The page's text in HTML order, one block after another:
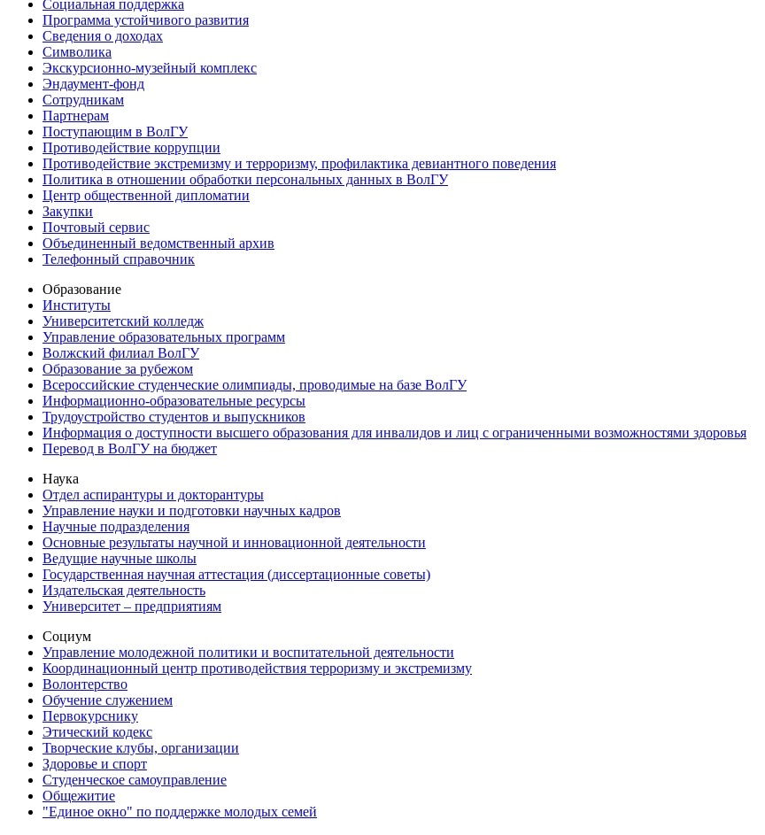
Социальная поддержка
Программа устойчивого развития
Сведения о доходах
Символика
Экскурсионно-музейный комплекс
Эндаумент-фонд
Сотрудникам
Партнерам
Поступающим в ВолГУ
Противодействие коррупции
Противодействие экстремизму и терроризму, профилактика девиантного поведения
Политика в отношении обработки персональных данных в ВолГУ
Центр общественной дипломатии
Закупки
Почтовый сервис
Объединенный ведомственный архив
Телефонный справочник
Образование
Институты
Университетский колледж
Управление образовательных программ
Волжский филиал ВолГУ
Образование за рубежом
Всероссийские студенческие олимпиады, проводимые на базе ВолГУ
Информационно-образовательные ресурсы
Трудоустройство студентов и выпускников
Информация о доступности высшего образования для инвалидов и лиц с ограниченными возможностями здоровья
Перевод в ВолГУ на бюджет
Наука
Отдел аспирантуры и докторантуры
Управление науки и подготовки научных кадров
Научные подразделения
Основные результаты научной и инновационной деятельности
Ведущие научные школы
Государственная научная аттестация (диссертационные советы)
Издательская деятельность
Университет – предприятиям
Социум
Управление молодежной политики и воспитательной деятельности
Координационный центр противодействия терроризму и экстремизму
Волонтерство
Обучение служением
Первокурснику
Этический кодекс
Творческие клубы, организации
Здоровье и спорт
Студенческое самоуправление
Общежитие
"Единое окно" по поддержке молодых семей